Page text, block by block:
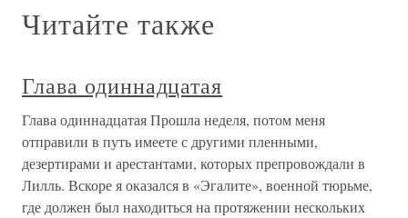
Читайте также
Глава одиннадцатая
Глава одиннадцатая Прошла неделя, потом меня
отправили в путь имеете с другими пленными,
дезертирами и арестантами, которых препровождали в
Лилль. Вскоре я оказался в «Эгалите», военной тюрьме,
где должен был находиться на протяжении нескольких